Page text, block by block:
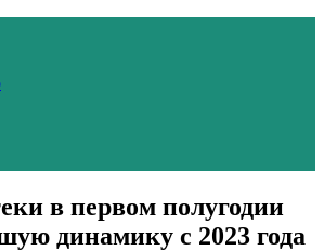
в первом полугодии
динамику с 2023 года